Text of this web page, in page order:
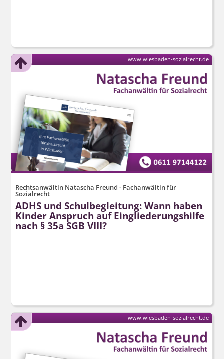
Rechtsanwältin Natascha Freund - Fachanwältin für
Sozialrecht
ADHS und Schulbegleitung: Wann haben
Kinder Anspruch auf Eingliederungshilfe
nach § 35a SGB VIII?
www.wiesbaden-sozialrecht.de
www.wiesbaden-sozialrecht.de